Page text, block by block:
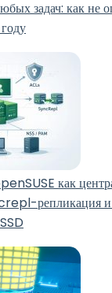
задач: как не
как
репликация и